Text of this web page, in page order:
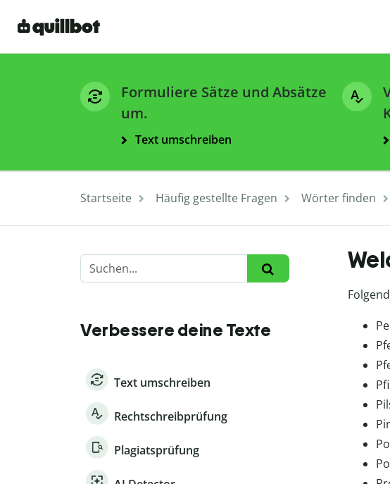
Formuliere Sätze und Absätze
um.
Text umschreiben
Startseite Häufig gestellte Fragen Wörter finden
Verbessere deine Texte
Text umschreiben
Rechtschreibprüfung
Plagiatsprüfung